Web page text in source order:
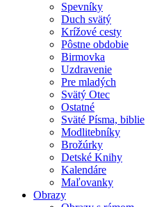
Spevníky
Duch svätý
Krížové cesty
Pôstne obdobie
Birmovka
Uzdravenie
Pre mladých
Svätý Otec
Ostatné
Sväté Písma, biblie
Modlitebníky
Brožúrky
Detské Knihy
Kalendáre
Maľovanky
Obrazy